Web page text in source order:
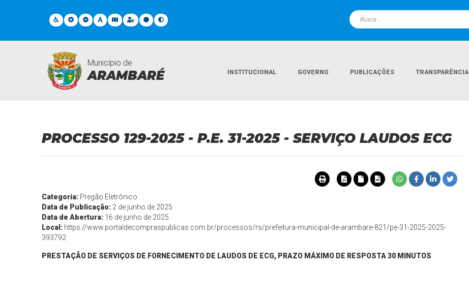
Município de
ARAMBARÉ INSTITUCIONAL GOVERNO PUBLICAÇÕES TRANSPARÊNCIA
Licitações
PROCESSO 129-2025 - P.E. 31-2025 - SERVIÇO LAUDOS ECG
Categoria: Pregão Eletrônico
Data de Publicação: 2 de junho de 2025
Data de Abertura: 16 de junho de 2025
Local: https://www.portaldecompraspublicas.com.br/processos/rs/prefeitura-municipal-de-arambare-821/pe-31-2025-2025-
393792
PRESTAÇÃO DE SERVIÇOS DE FORNECIMENTO DE LAUDOS DE ECG, PRAZO MÁXIMO DE RESPOSTA 30 MINUTOS